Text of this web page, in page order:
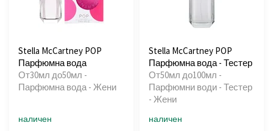
Stella McCartney POP
Парфюмна вода
От30мл до50мл -
Парфюмна вода - Жени
наличен
Stella McCartney POP
Парфюмна вода - Тестер
От50мл до100мл -
Парфюмни води - Тестер
- Жени
наличен